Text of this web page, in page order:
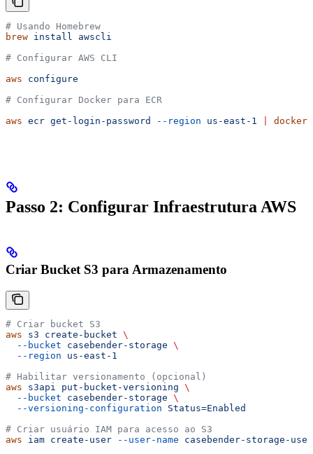
# Usando Homebrew
brew install
awscli
# Configurar AWS CLI
aws configure
# Configurar Docker para ECR
aws ecr get-login-password --region us-east-1 docker
Passo 2: Configurar Infraestrutura AWS
Criar Bucket S3 para Armazenamento
# Criar bucket S3
aws s3 create-bucket \
  --bucket
casebender-storage \
  --region
us-east-1
# Habilitar versionamento (opcional)
aws s3api put-bucket-versioning \
  --bucket
casebender-storage \
  --versioning-configuration
Status=Enabled
# Criar usuário IAM para acesso ao S3
aws iam create-user --user-name casebender-storage-user